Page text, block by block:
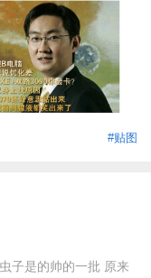
#贴图
子是的帅的一批 原来